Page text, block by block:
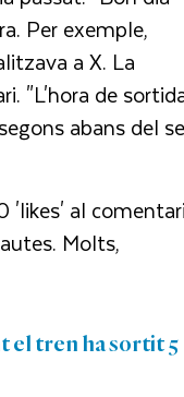
Per exemple,
a X. La
"L'hora de
abans del
'likes' al
Molts,
el tren ha sortit 5